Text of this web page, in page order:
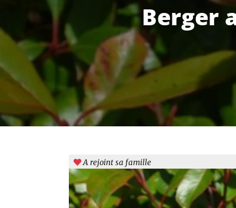
Berger
A rejoint sa famille